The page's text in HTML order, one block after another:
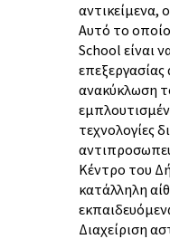
αντικείμενα,
Αυτό το
School είναι
ανακύκλωση
τεχνολογίες
Κέντρο του
κατάλληλη
Διαχείριση